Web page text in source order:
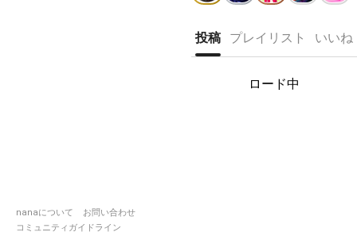
nanaについて
お問い合わせ
コミュニティガイドライン
ボーナスとやらで頂いたギフト
使わせて頂いてます。
伴奏者の方々、いつも素敵な伴
奏ありがとうございます🎶拍
投稿 プレイリスト いいね
ロード中